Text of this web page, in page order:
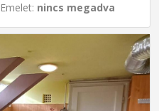
Emelet: nincs megadva